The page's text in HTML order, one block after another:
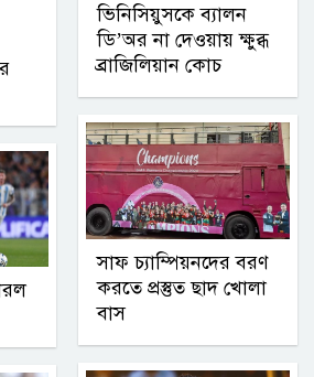
ভিনিসিয়ুসকে ব্যালন
ডি’অর না দেওয়ায় ক্ষুব্ধ
ব্রাজিলিয়ান কোচ
সাফ চ্যাম্পিয়নদের বরণ
করতে প্রস্তুত ছাদ খোলা
বাস